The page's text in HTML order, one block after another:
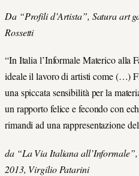
Da “Profili d’Artista”, Satura art
Rossetti
“In Italia l’Informale Materico alla
ideale il lavoro di artisti come (…)
una spiccata sensibilità per la
un rapporto felice e fecondo con
rimandi ad una rappresentazione
da “La Via Italiana
2013, Virgilio Patarini